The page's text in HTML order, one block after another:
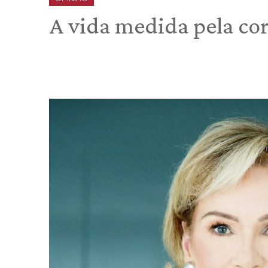
A vida medida pela cor